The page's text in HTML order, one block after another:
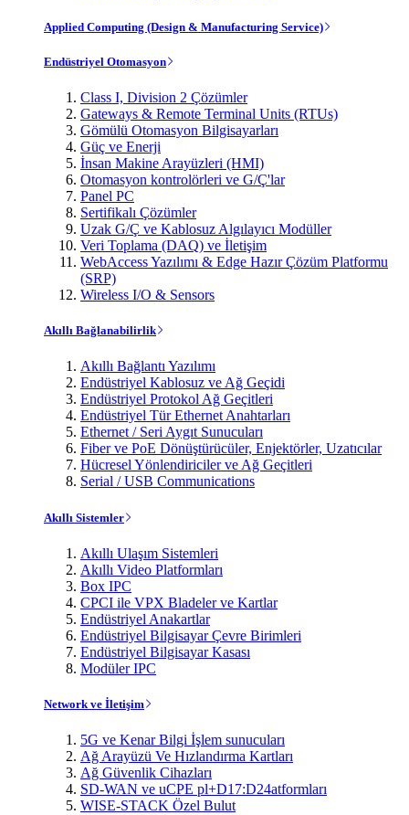
Applied Computing (Design & Manufacturing Service)
Endüstriyel Otomasyon
Class I, Division 2 Çözümler
Gateways & Remote Terminal Units (RTUs)
Gömülü Otomasyon Bilgisayarları
Güç ve Enerji
İnsan Makine Arayüzleri (HMI)
Otomasyon kontrolörleri ve G/Ç'lar
Panel PC
Sertifikalı Çözümler
Uzak G/Ç ve Kablosuz Algılayıcı Modüller
Veri Toplama (DAQ) ve İletişim
WebAccess Yazılımı & Edge Hazır Çözüm Platformu
(SRP)
Wireless I/O & Sensors
Akıllı Bağlanabilirlik
Akıllı Bağlantı Yazılımı
Endüstriyel Kablosuz ve Ağ Geçidi
Endüstriyel Protokol Ağ Geçitleri
Endüstriyel Tür Ethernet Anahtarları
Ethernet / Seri Aygıt Sunucuları
Fiber ve PoE Dönüştürücüler, Enjektörler, Uzatıcılar
Hücresel Yönlendiriciler ve Ağ Geçitleri
Serial / USB Communications
Akıllı Sistemler
Akıllı Ulaşım Sistemleri
Akıllı Video Platformları
Box IPC
CPCI ile VPX Bladeler ve Kartlar
Endüstriyel Anakartlar
Endüstriyel Bilgisayar Çevre Birimleri
Endüstriyel Bilgisayar Kasası
Modüler IPC
Network ve İletişim
5G ve Kenar Bilgi İşlem sunucuları
Ağ Arayüzü Ve Hızlandırma Kartları
Ağ Güvenlik Cihazları
SD-WAN ve uCPE pl+D17:D24atformları
WISE-STACK Özel Bulut